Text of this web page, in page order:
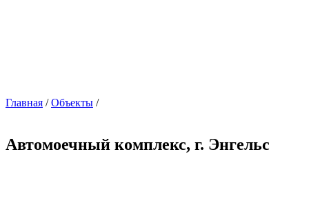
Главная /Объекты /
Автомоечный комплекс, г. Энгельс